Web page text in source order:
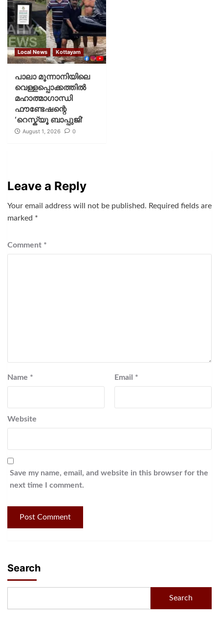
Local News Kottayam
പാലാ മൂന്നാനിയിലെ
വെള്ളപ്പൊക്കത്തിൽ
മഹാത്മാഗാന്ധി
ഫൗണ്ടേഷന്റെ
‘റെസ്ക്യൂ ബാപ്പുജി’
August 1, 2026 0
Leave a Reply
Your email address will not be published. Required fields are
marked *
Comment *
Name * Email *
Website
Save my name, email, and website in this browser for the
next time I comment.
Search
Search